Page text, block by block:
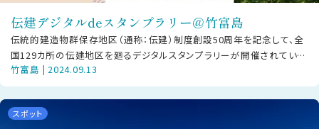
伝建デジタルdeスタンプラリー＠竹富島
伝統的建造物群保存地区（通称：伝建）制度創設50周年を記念して、全
国129カ所の伝建地区を廻るデジタルスタンプラリーが開催されていま
す。竹富島の赤瓦屋根、珊瑚の
竹富島 | 2024.09.13
スポット